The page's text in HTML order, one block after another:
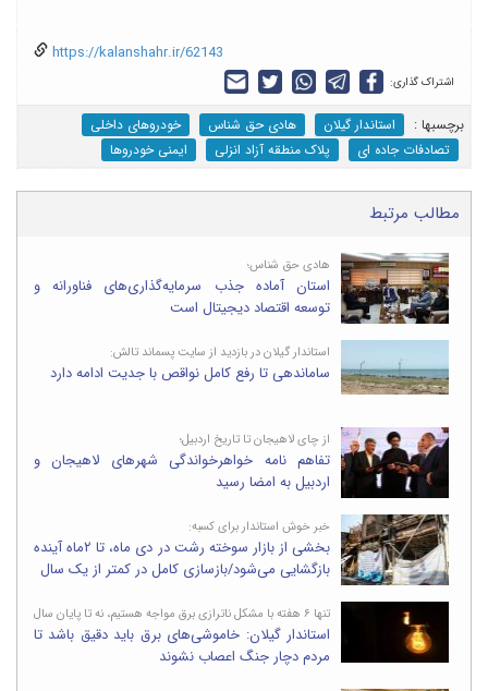
https://kalanshahr.ir/62143
اشتراک گذاری:
برچسب‎ها : استاندار گیلان هادی حق شناس
خودروهای داخلی
تصادفات جاده ای
پلاک منطقه آزاد انزلی ایمنی خودروها
مطالب مرتبط
هادی حق شناس؛
استان آماده جذب سرمایه‌گذاری‌های فناورانه و
توسعه اقتصاد دیجیتال است
استاندار گیلان در بازدید از سایت پسماند تالش:
ساماندهی تا رفع کامل نواقص با جدیت ادامه دارد
از چای لاهیجان تا تاریخ اردبیل؛
تفاهم نامه خواهرخواندگی شهرهای لاهیجان و
اردبیل به امضا رسید
خبر خوش استاندار برای کسبه:
بخشی از بازار سوخته رشت در دی ماه، تا ۲ماه آینده
بازگشایی می‌شود/بازسازی کامل در کمتر از یک سال
تنها ۶ هفته با مشکل ناترازی برق مواجه هستیم، نه تا پایان سال
استاندار گیلان: خاموشی‌های برق باید دقیق باشد تا
مردم دچار جنگ اعصاب نشوند